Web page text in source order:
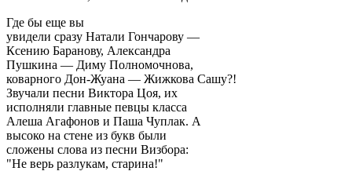
Где бы еще вы
увидели сразу Натали Гончарову —
Ксению Баранову, Александра
Пушкина — Диму Полномочнова,
коварного Дон-Жуана — Жижкова Сашу?!
Звучали песни Виктора Цоя, их
исполняли главные певцы класса
Алеша Агафонов и Паша Чуплак. А
высоко на стене из букв были
сложены слова из песни Визбора:
"Не верь разлукам, старина!"